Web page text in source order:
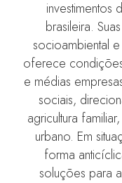
brasileira.
socioambiental
oferece
e médias
sociais,
agricultura
urbano. Em
forma
soluções para